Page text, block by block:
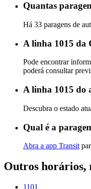
Quantas
Há 33 paragens de
A linha 1015 da
Pode encontrar
poderá consultar
A linha 1015 do
Descubra o estado
Qual é a
Abra a app Transit
Outros horários,
1101